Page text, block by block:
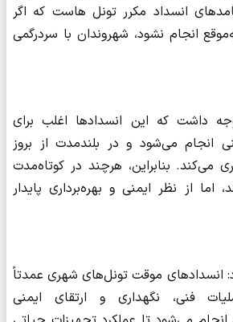
انسداد مکرر تونل هاست که اگر
انجام نشود، شهروندان با سردرگمی
داشت که این انسدادها اغلب برای
انجام می‌شود و در بلندمدت از بروز
می‌کند. بنابراین، هرچند در کوتاه‌مدت
اما از نظر ایمنی و بهره‌برداری پایدار
انسدادهای موقت تونل‌های شهری عمدتاً
فنی، نگهداری و ارتقای ایمنی